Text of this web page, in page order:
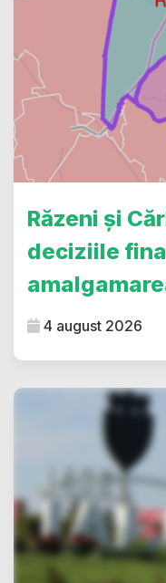
Răzeni și
deciziile
4 august 2026